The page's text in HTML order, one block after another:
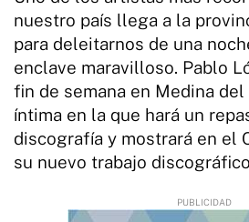
nuestro país llega a la
para deleitarnos de una
enclave maravilloso. Pablo
fin de semana en Medina del
íntima en la que hará un
discografía y mostrará en el
su nuevo trabajo